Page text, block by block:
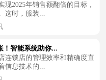
2025年销售额翻倍的目标，
这时，服装...
！智能系统助你...
连锁店的管理效率和精确度直
信息技术的...